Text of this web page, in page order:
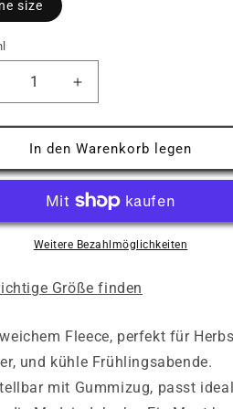
size
Erhöhe
die
Menge
für
Allweather
Halswärmer
-
2nd
Gen
Unisex
In den Warenkorb legen
Weitere Bezahlmöglichkeiten
Größe finden
Fleece, perfekt für
und kühle Frühlingsabende.
mit Gummizug, passt ideal